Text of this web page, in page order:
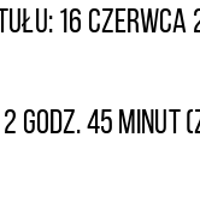
16 czerwca
godz. 45 minut